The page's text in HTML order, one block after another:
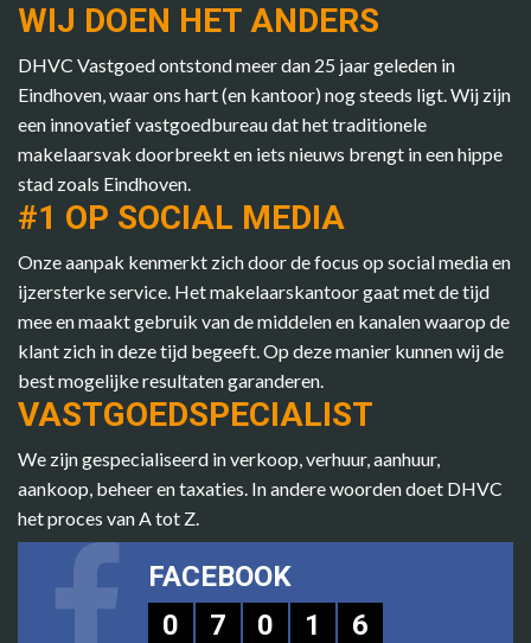
WIJ DOEN HET ANDERS
DHVC Vastgoed ontstond meer dan 25 jaar geleden in
Eindhoven, waar ons hart (en kantoor) nog steeds ligt. Wij zijn
een innovatief vastgoedbureau dat het traditionele
makelaarsvak doorbreekt en iets nieuws brengt in een hippe
stad zoals Eindhoven.
#1 OP SOCIAL MEDIA
Onze aanpak kenmerkt zich door de focus op social media en
ijzersterke service. Het makelaarskantoor gaat met de tijd
mee en maakt gebruik van de middelen en kanalen waarop de
klant zich in deze tijd begeeft. Op deze manier kunnen wij de
best mogelijke resultaten garanderen.
VASTGOEDSPECIALIST
We zijn gespecialiseerd in verkoop, verhuur, aanhuur,
aankoop, beheer en taxaties. In andere woorden doet DHVC
het proces van A tot Z.
FACEBOOK
0
7 0 1 6